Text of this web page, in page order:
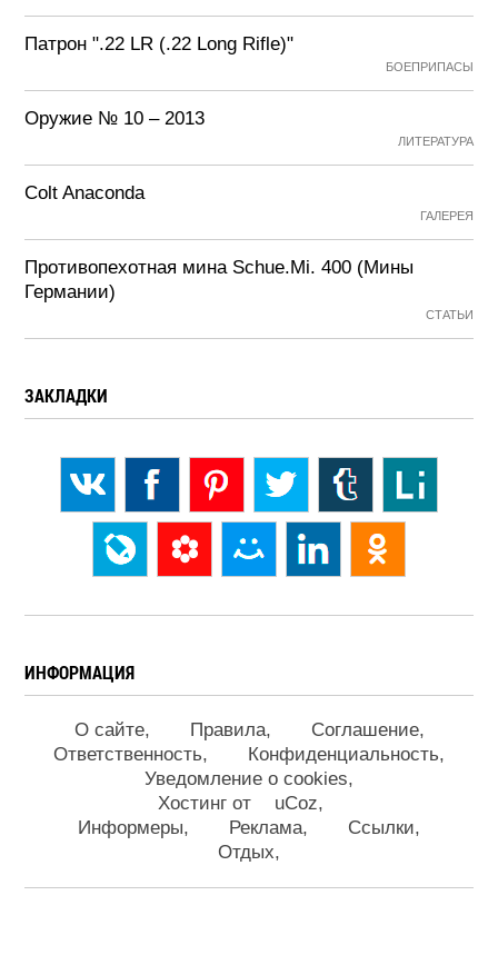
Патрон ".22 LR (.22 Long Rifle)"
БОЕПРИПАСЫ
Оружие № 10 – 2013
ЛИТЕРАТУРА
Colt Anaconda
ГАЛЕРЕЯ
Противопехотная мина Schue.Mi. 400 (Мины
Германии)
СТАТЬИ
ЗАКЛАДКИ
ИНФОРМАЦИЯ
О сайте Правила
Соглашение
Ответственность
Конфиденциальность
Уведомление о cookies
Хостинг от
uCoz
Информеры
Реклама
Ссылки
Отдых